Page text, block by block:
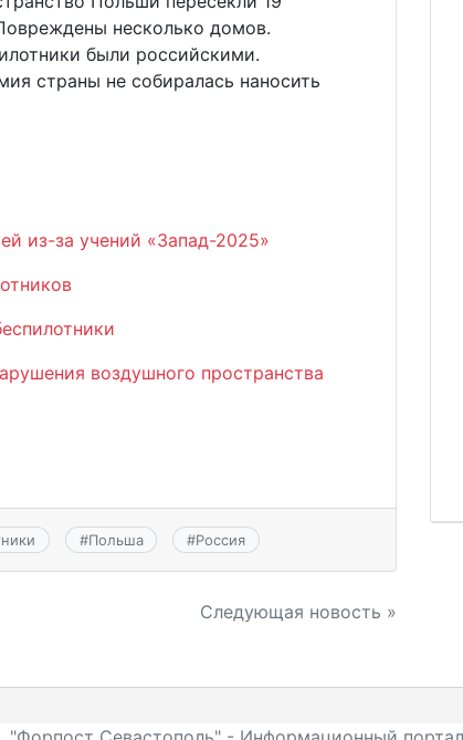
несколько домов.
были российскими.
страны не собиралась наносить
из-за учений «Запад-2025»
воздушного пространства
#Польша #Россия
Следующая новость »